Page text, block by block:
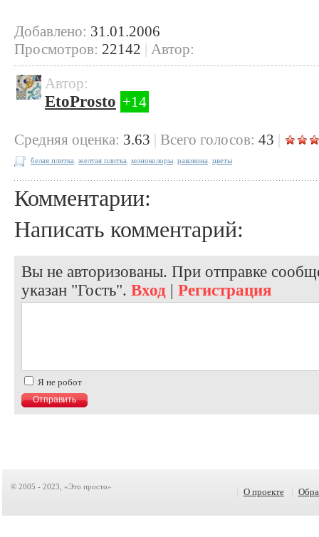
Добавлено: 31.01.2006
Просмотров: 22142 | Автор:
Автор:
EtoProsto +14
Cредняя оценка: 3.63 | Всего голосов: 43 |
белая плитка желтая плитка моноколоры раковина цветы
Комментарии:
Написать комментарий:
Вы не авторизованы. При отправке
указан "Гость". Вход | Регистрация
Я не робот
© 2005 - 2023, «Это просто» О проекте